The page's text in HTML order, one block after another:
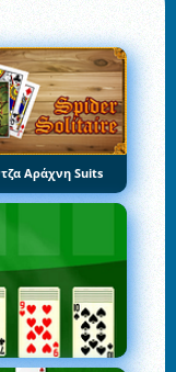
Αράχνη Suits